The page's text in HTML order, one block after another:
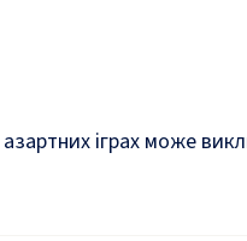
іграх може